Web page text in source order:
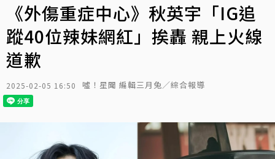
《外傷重症中心》秋英宇「IG追
蹤40位辣妹網紅」挨轟 親上火線
道歉
2025-02-05 16:50 噓！星聞 編輯三月兔／綜合報導